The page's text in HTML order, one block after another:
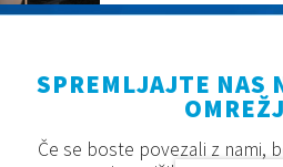
SPREMLJAJTE NAS
Če se boste povezali z nami,